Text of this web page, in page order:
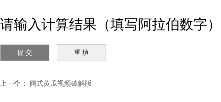
请输入计算结果（填写阿拉伯数字
上一个： 阀式黄瓜视频破解版